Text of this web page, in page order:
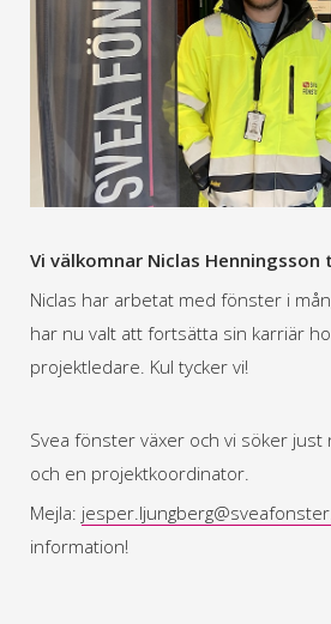
Vi välkomnar Niclas Henningsson
Niclas har arbetat med fönster i
har nu valt att fortsätta sin karriär
projektledare. Kul tycker vi!
Svea fönster växer och vi söker
och en projektkoordinator.
Mejla:
information!